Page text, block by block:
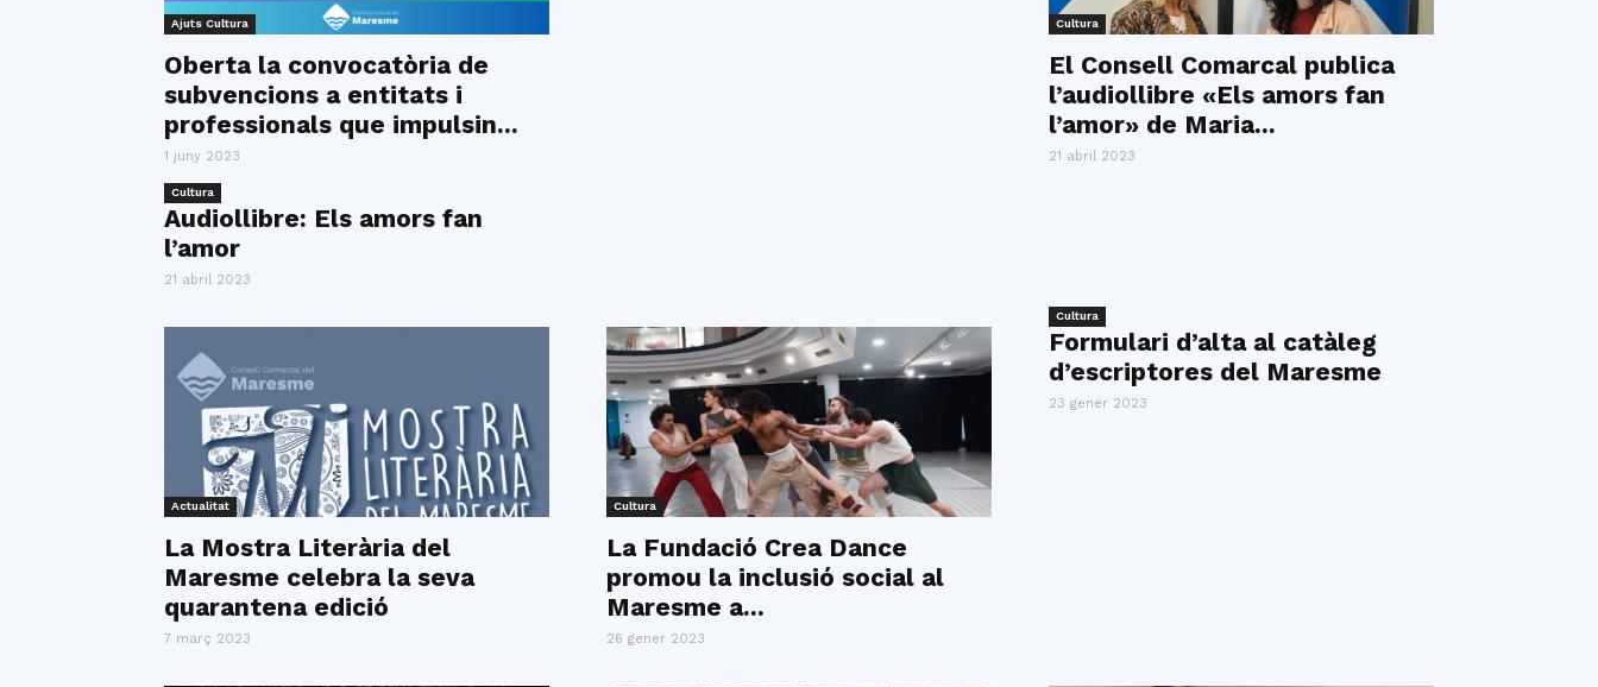
Ajuts Cultura
Oberta la convocatòria de
subvencions a entitats i
professionals que impulsin...
1 juny 2023
Cultura
El Consell Comarcal publica
l’audiollibre «Els amors fan
l’amor» de Maria...
21 abril 2023
Cultura
Audiollibre: Els amors fan
l’amor
21 abril 2023
Actualitat
La Mostra Literària del
Maresme celebra la seva
quarantena edició
7 març 2023
Cultura
La Fundació Crea Dance
promou la inclusió social al
Maresme a...
26 gener 2023
Cultura
Formulari d’alta al catàleg
d’escriptores del Maresme
23 gener 2023